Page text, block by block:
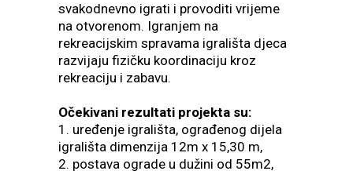
svakodnevno igrati i provoditi vrijeme
na otvorenom. Igranjem na
rekreacijskim spravama igrališta djeca
razvijaju fizičku koordinaciju kroz
rekreaciju i zabavu.
Očekivani rezultati projekta su:
1. uređenje igrališta, ograđenog dijela
igrališta dimenzija 12m x 15,30 m,
2. postava ograde u dužini od 55m2,